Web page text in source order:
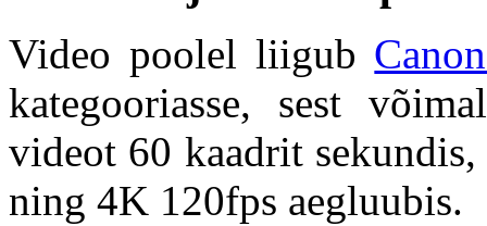
Video poolel liigub
kategooriasse, sest
videot 60 kaadrit sekundis,
ning 4K 120fps aegluubis.